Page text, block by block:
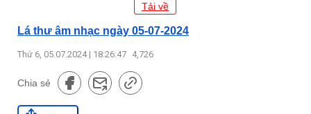
Tải về
Lá thư âm nhạc ngày 05-07-2024
Thứ 6, 05.07.2024 | 18:26:47 4,726
Chia sẻ